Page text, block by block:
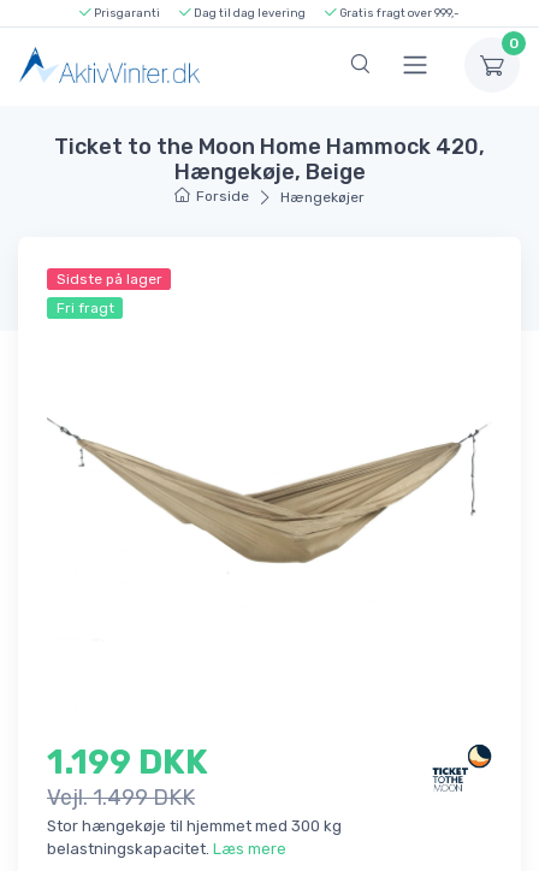
Prisgaranti Dag til dag levering Gratis fragt over 999,-
0
Ticket to the Moon Home Hammock 420,
Hængekøje, Beige
Forside Hængekøjer
Sidste på lager
Fri fragt
1.199 DKK
Vejl. 1.499 DKK
Stor hængekøje til hjemmet med 300 kg
belastningskapacitet. Læs mere